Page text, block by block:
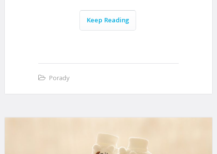
Keep Reading
Porady